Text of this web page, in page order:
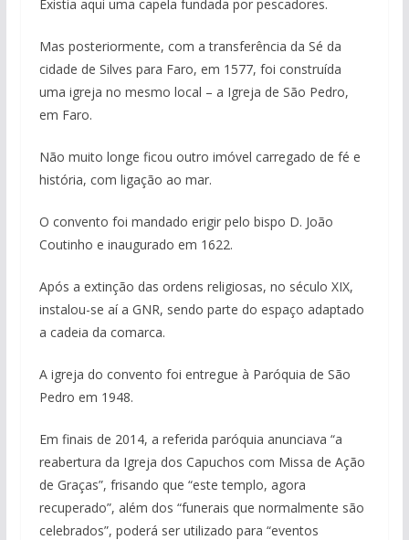
Existia aqui uma capela fundada por pescadores.
Mas posteriormente, com a transferência da Sé da
cidade de Silves para Faro, em 1577, foi construída
uma igreja no mesmo local – a Igreja de São Pedro,
em Faro.
Não muito longe ficou outro imóvel carregado de fé e
história, com ligação ao mar.
O convento foi mandado erigir pelo bispo D. João
Coutinho e inaugurado em 1622.
Após a extinção das ordens religiosas, no século XIX,
instalou-se aí a GNR, sendo parte do espaço adaptado
a cadeia da comarca.
A igreja do convento foi entregue à Paróquia de São
Pedro em 1948.
Em finais de 2014, a referida paróquia anunciava “a
reabertura da Igreja dos Capuchos com Missa de Ação
de Graças”, frisando que “este templo, agora
recuperado”, além dos “funerais que normalmente são
celebrados”, poderá ser utilizado para “eventos